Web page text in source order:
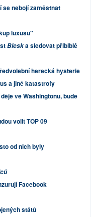
se nebojí zaměstnat
luxusu"
Bleska sledovat přiblblé
herecká hysterie
a jiné katastrofy
ve Washingtonu, bude
volit TOP 09
od nich byly
Facebook
států